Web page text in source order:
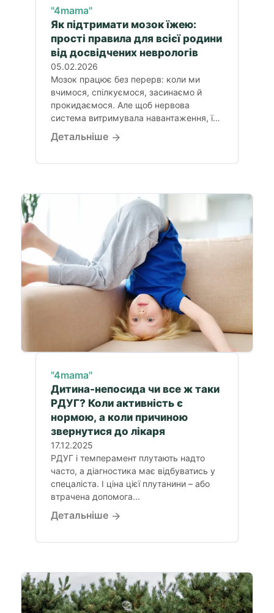
"4mama"
Як підтримати мозок їжею:
прості правила для всієї родини
від досвідчених неврологів
05.02.2026
Мозок працює без перерв: коли ми
вчимося, спілкуємося, засинаємо й
прокидаємося. Але щоб нервова
система витримувала навантаження, їй
потрібні не...
Детальніше
"4mama"
Дитина-непосида чи все ж таки
РДУГ? Коли активність є
нормою, а коли причиною
звернутися до лікаря
17.12.2025
РДУГ і темперамент плутають надто
часто, а діагностика має відбуватись у
спецаліста. І ціна цієї плутанини – або
втрачена допомога...
Детальніше